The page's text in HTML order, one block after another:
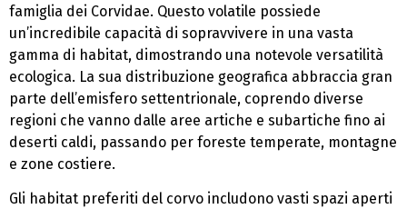
famiglia dei Corvidae. Questo volatile possiede
un’incredibile capacità di sopravvivere in una vasta
gamma di habitat, dimostrando una notevole versatilità
ecologica. La sua distribuzione geografica abbraccia gran
parte dell’emisfero settentrionale, coprendo diverse
regioni che vanno dalle aree artiche e subartiche fino ai
deserti caldi, passando per foreste temperate, montagne
e zone costiere.
Gli habitat preferiti del corvo includono vasti spazi aperti